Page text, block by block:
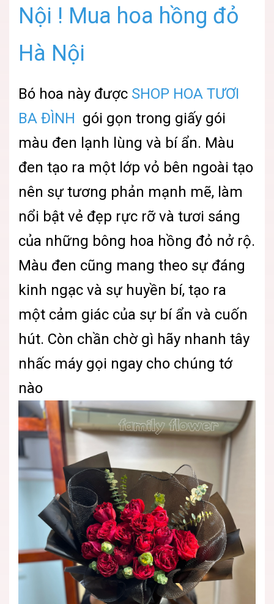
Nội ! Mua hoa hồng đỏ
Hà Nội
Bó hoa này được SHOP HOA TƯƠI
BA ĐÌNH gói gọn trong giấy gói
màu đen lạnh lùng và bí ẩn. Màu
đen tạo ra một lớp vỏ bên ngoài tạo
nên sự tương phản mạnh mẽ, làm
nổi bật vẻ đẹp rực rỡ và tươi sáng
của những bông hoa hồng đỏ nở rộ.
Màu đen cũng mang theo sự đáng
kinh ngạc và sự huyền bí, tạo ra
một cảm giác của sự bí ẩn và cuốn
hút. Còn chần chờ gì hãy nhanh tây
nhấc máy gọi ngay cho chúng tớ
nào